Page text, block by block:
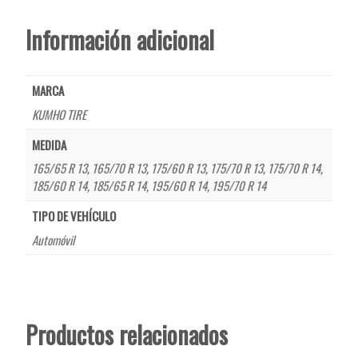
Información adicional
MARCA
KUMHO TIRE
MEDIDA
165/65 R 13, 165/70 R 13, 175/60 R 13, 175/70 R 13, 175/70 R 14,
185/60 R 14, 185/65 R 14, 195/60 R 14, 195/70 R 14
TIPO DE VEHÍCULO
Automóvil
Productos relacionados